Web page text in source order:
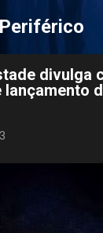
o conteúdo
divulga